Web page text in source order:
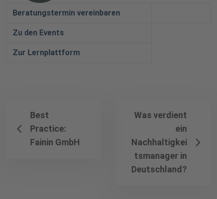
Beratungstermin vereinbaren
Zu den Events
Zur Lernplattform
Best
Practice:
Fainin GmbH
Was verdient
ein
Nachhaltigkei
tsmanager in
Deutschland?